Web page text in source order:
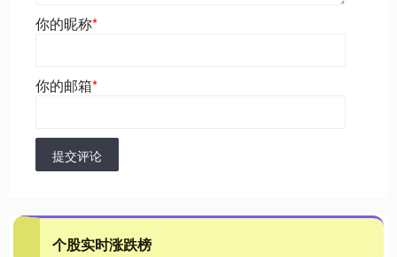
你的昵称*
你的邮箱*
提交评论
个股实时涨跌榜